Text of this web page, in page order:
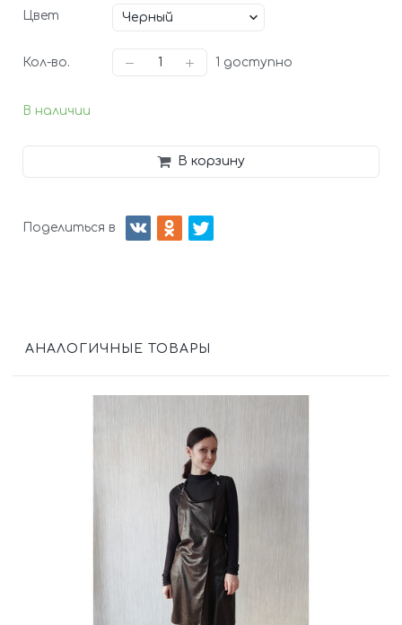
В наличии
Цвет
Кол-во. 1 доступно
В корзину
Поделиться в
АНАЛОГИЧНЫЕ ТОВАРЫ